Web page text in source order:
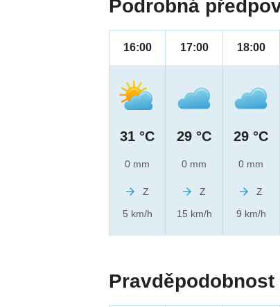
Podrobná
16:00
31 °C
0 mm
Z
5 km/h
17:00
29 °C
0 mm
Z
15 km/h
18:00
29 °C
0 mm
Z
9 km/h